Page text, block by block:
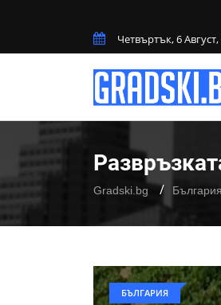
Четвъртък, 6 Август,
Gradski.bg България
БЪЛГАРИЯ